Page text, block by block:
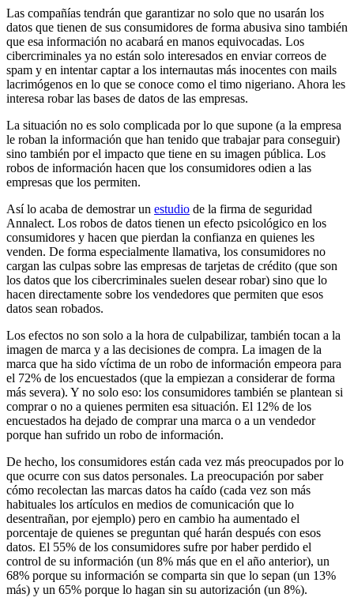
Las compañías tendrán que garantizar no solo que no usarán los
datos que tienen de sus consumidores de forma abusiva sino también
que esa información no acabará en manos equivocadas. Los
cibercriminales ya no están solo interesados en enviar correos de
spam y en intentar captar a los internautas más inocentes con mails
lacrimógenos en lo que se conoce como el timo nigeriano. Ahora les
interesa robar las bases de datos de las empresas.
La situación no es solo complicada por lo que supone (a la empresa
le roban la información que han tenido que trabajar para conseguir)
sino también por el impacto que tiene en su imagen pública. Los
robos de información hacen que los consumidores odien a las
empresas que los permiten.
Así lo acaba de demostrar un estudio de la firma de seguridad
Annalect. Los robos de datos tienen un efecto psicológico en los
consumidores y hacen que pierdan la confianza en quienes les
venden. De forma especialmente llamativa, los consumidores no
cargan las culpas sobre las empresas de tarjetas de crédito (que son
los datos que los cibercriminales suelen desear robar) sino que lo
hacen directamente sobre los vendedores que permiten que esos
datos sean robados.
Los efectos no son solo a la hora de culpabilizar, también tocan a la
imagen de marca y a las decisiones de compra. La imagen de la
marca que ha sido víctima de un robo de información empeora para
el 72% de los encuestados (que la empiezan a considerar de forma
más severa). Y no solo eso: los consumidores también se plantean si
comprar o no a quienes permiten esa situación. El 12% de los
encuestados ha dejado de comprar una marca o a un vendedor
porque han sufrido un robo de información.
De hecho, los consumidores están cada vez más preocupados por lo
que ocurre con sus datos personales. La preocupación por saber
cómo recolectan las marcas datos ha caído (cada vez son más
habituales los artículos en medios de comunicación que lo
desentrañan, por ejemplo) pero en cambio ha aumentado el
porcentaje de quienes se preguntan qué harán después con esos
datos. El 55% de los consumidores sufre por haber perdido el
control de su información (un 8% más que en el año anterior), un
68% porque su información se comparta sin que lo sepan (un 13%
más) y un 65% porque lo hagan sin su autorización (un 8%).